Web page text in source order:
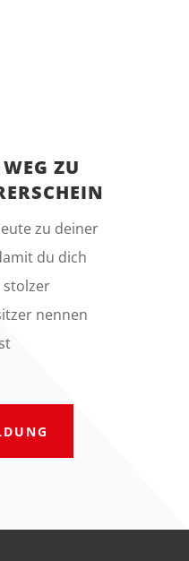
ZU
zu deiner
du dich
stolzer
nennen